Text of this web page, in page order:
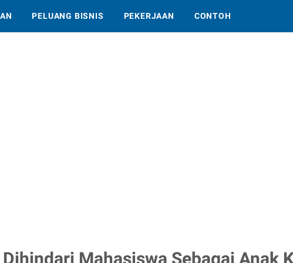
PELUANG BISNIS PEKERJAAN CONTOH
Mahasiswa Sebagai Anak